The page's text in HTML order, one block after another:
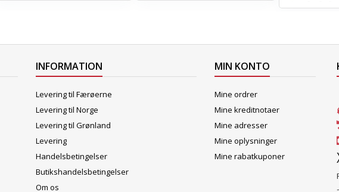
INFORMATION
Levering til Færøerne
Levering til Norge
Levering til Grønland
Levering
Handelsbetingelser
Butikshandelsbetingelser
Om os
MIN KONTO
Mine ordrer
Mine kreditnotaer
Mine adresser
Mine oplysninger
Mine rabatkuponer